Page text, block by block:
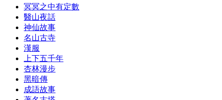
冥冥之中有定數
醫山夜話
神仙故事
名山古寺
漢服
上下五千年
杏林漫步
黑暗傳
成語故事